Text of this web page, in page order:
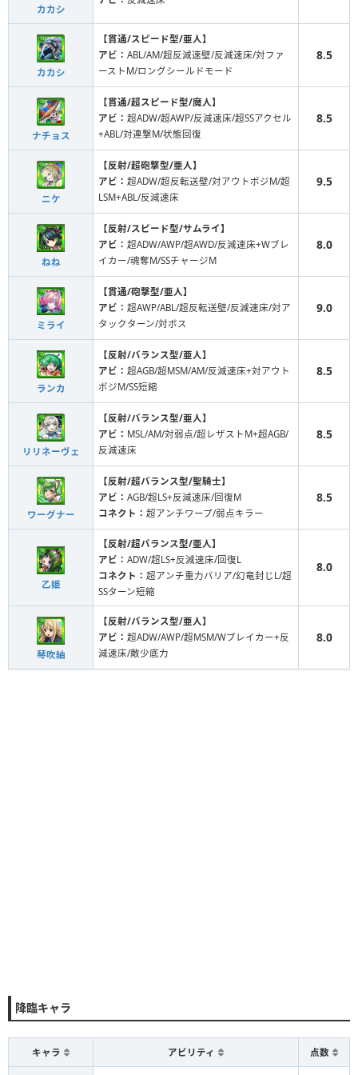
カカシ
カカシ
【貫通/スピード型/亜人】
アビ： ABL/AM/超反減速壁/反減速床/対ファ
ーストM/ロングシールドモード
8.5
ナチョス
【貫通/超スピード型/魔人】
アビ： 超ADW/超AWP/反減速床/超SSアクセル
+ABL/対連撃M/状態回復
8.5
ニケ
【反射/超砲撃型/亜人】
アビ： 超ADW/超反転送壁/対アウトポジM/超
LSM+ABL/反減速床
9.5
ねね
【反射/スピード型/サムライ】
アビ： 超ADW/AWP/超AWD/反減速床+Wブレ
イカー/魂奪M/SSチャージM
8.0
ミライ
【貫通/砲撃型/亜人】
アビ： 超AWP/ABL/超反転送壁/反減速床/対ア
タックターン/対ボス
9.0
ランカ
【反射/バランス型/亜人】
アビ： 超AGB/超MSM/AM/反減速床+対アウト
ポジM/SS短縮
8.5
リリネーヴェ
【反射/バランス型/亜人】
アビ： MSL/AM/対弱点/超レザストM+超AGB/
反減速床
8.5
ワーグナー
【反射/超バランス型/聖騎士】
アビ： AGB/超LS+反減速床/回復M
コネクト： 超アンチワープ/弱点キラー
8.5
乙姫
【反射/超バランス型/亜人】
アビ： ADW/超LS+反減速床/回復L
コネクト： 超アンチ重力バリア/幻竜封じL/超
SSターン短縮
8.0
琴吹紬
【反射/バランス型/亜人】
アビ： 超ADW/AWP/超MSM/Wブレイカー+反
減速床/敵少底力
8.0
降臨キャラ
キャラ アビリティ 点数